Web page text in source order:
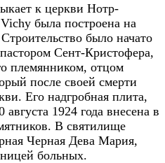
к церкви Нотр-
была построена на
было начато
Сент-Кристофера,
племянником, отцом
после своей смерти
Его надгробная плита,
1924 года внесена в
В святилище
Черная Дева Мария,
больных.